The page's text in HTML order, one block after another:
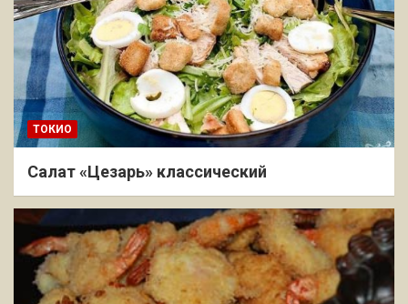
ТОКИО
Салат «Цезарь» классический